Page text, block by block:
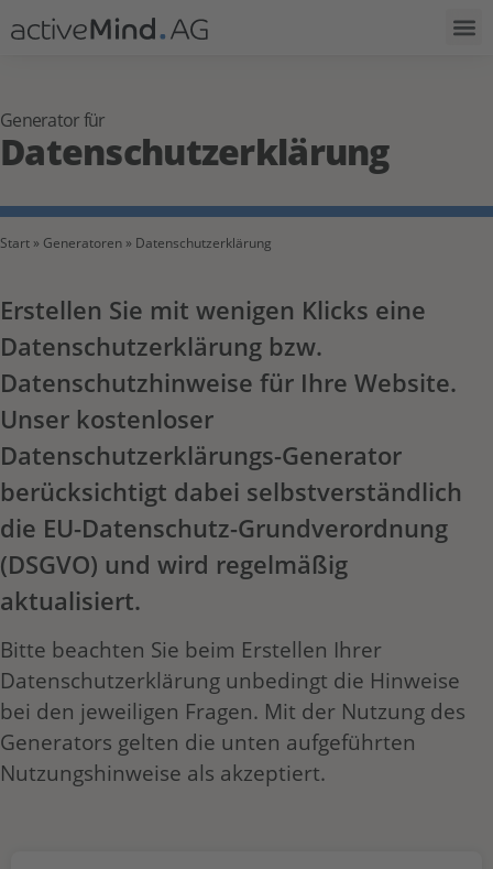
Generator für
Datenschutzerklärung
Start » Generatoren » Datenschutzerklärung
Erstellen Sie mit wenigen Klicks eine
Datenschutzerklärung bzw.
Datenschutzhinweise für Ihre Website.
Unser kostenloser
Datenschutzerklärungs-Generator
berücksichtigt dabei selbstverständlich
die EU-Datenschutz-Grundverordnung
(DSGVO) und wird regelmäßig
aktualisiert.
Bitte beachten Sie beim Erstellen Ihrer
Datenschutzerklärung unbedingt die Hinweise
bei den jeweiligen Fragen. Mit der Nutzung des
Generators gelten die unten aufgeführten
Nutzungshinweise als akzeptiert.